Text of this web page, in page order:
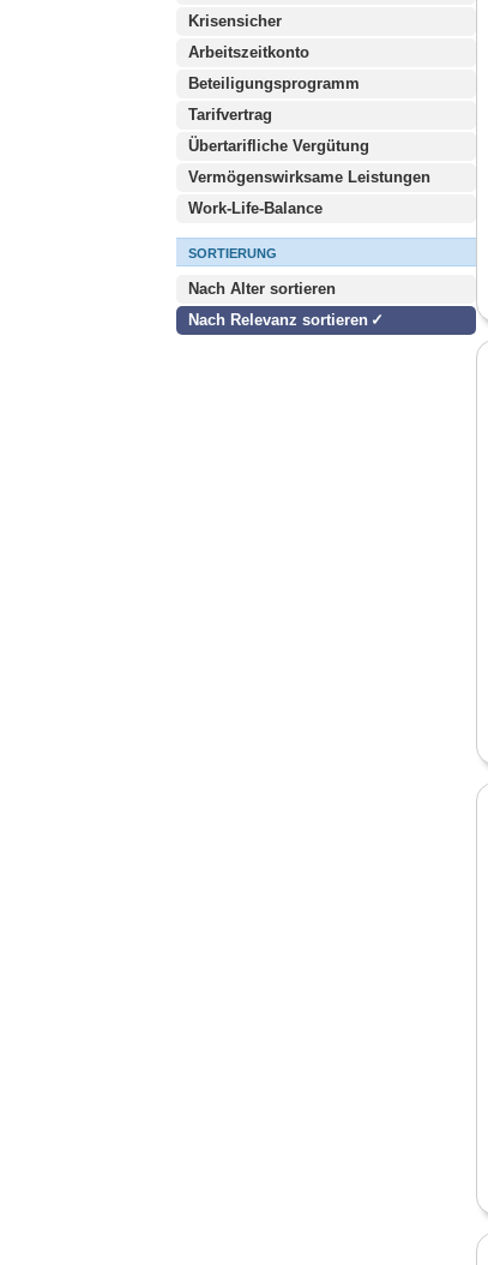
Krisensicher
Arbeitszeitkonto
Beteiligungsprogramm
Tarifvertrag
Übertarifliche Vergütung
Vermögenswirksame Leistungen
Work-Life-Balance
SORTIERUNG
Nach Alter sortieren
Nach Relevanz sortieren